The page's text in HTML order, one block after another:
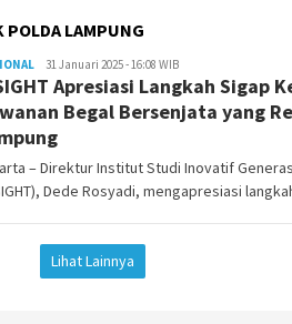
LAMPUNG
Redaktur
Taruna
Banten
31 Januari 2025 - 16:08 WIB
Apresiasi Langkah Sigap
Begal Bersenjata yang
– Direktur Institut Studi Inovatif
Dede Rosyadi, mengapresiasi
Lihat Lainnya